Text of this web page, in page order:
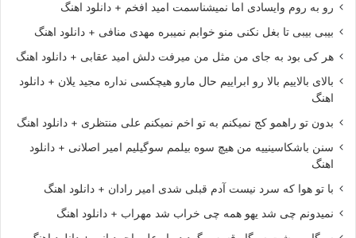
رو به روم وایسادی اما نمیشناسمت امید افخم + دانلود اهنگ
بیبی بیبی تا بغل نکنی منو خوابم نمیبره مهدی منافی + دانلود اهنگ
هر کی بود به جای من مثل من میرفت دلش امید عقابی + دانلود اهنگ
بالای بالاییم بالا رو ابراییم حال مارو هیچکسی نداره مجید یلان + دانلود
اهنگ
بدون تو راهمو کج نمیکنم به تو اخم نمیکنم علی منتظری + دانلود اهنگ
سنن باشکاسینییه من هیچ سوه بیلمم سوگیلیم امیر اصلانی + دانلود
اهنگ
با تو هوا که سرد نیست آدم قبلی شدی امیر رادان + دانلود اهنگ
نمیدونم چی شد یهو همه چی خراب شد مهراب + دانلود اهنگ